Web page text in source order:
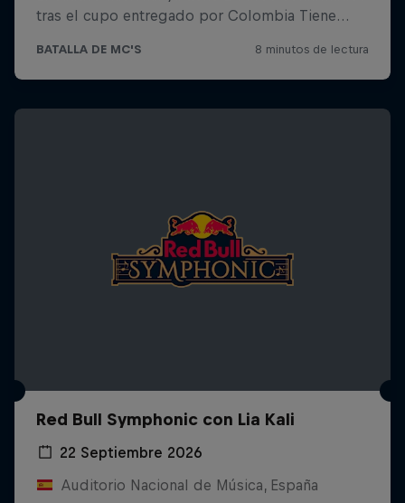
Red Bull Symphonic con Lia Kali
22 Septiembre 2026
Auditorio Nacional de Música, España